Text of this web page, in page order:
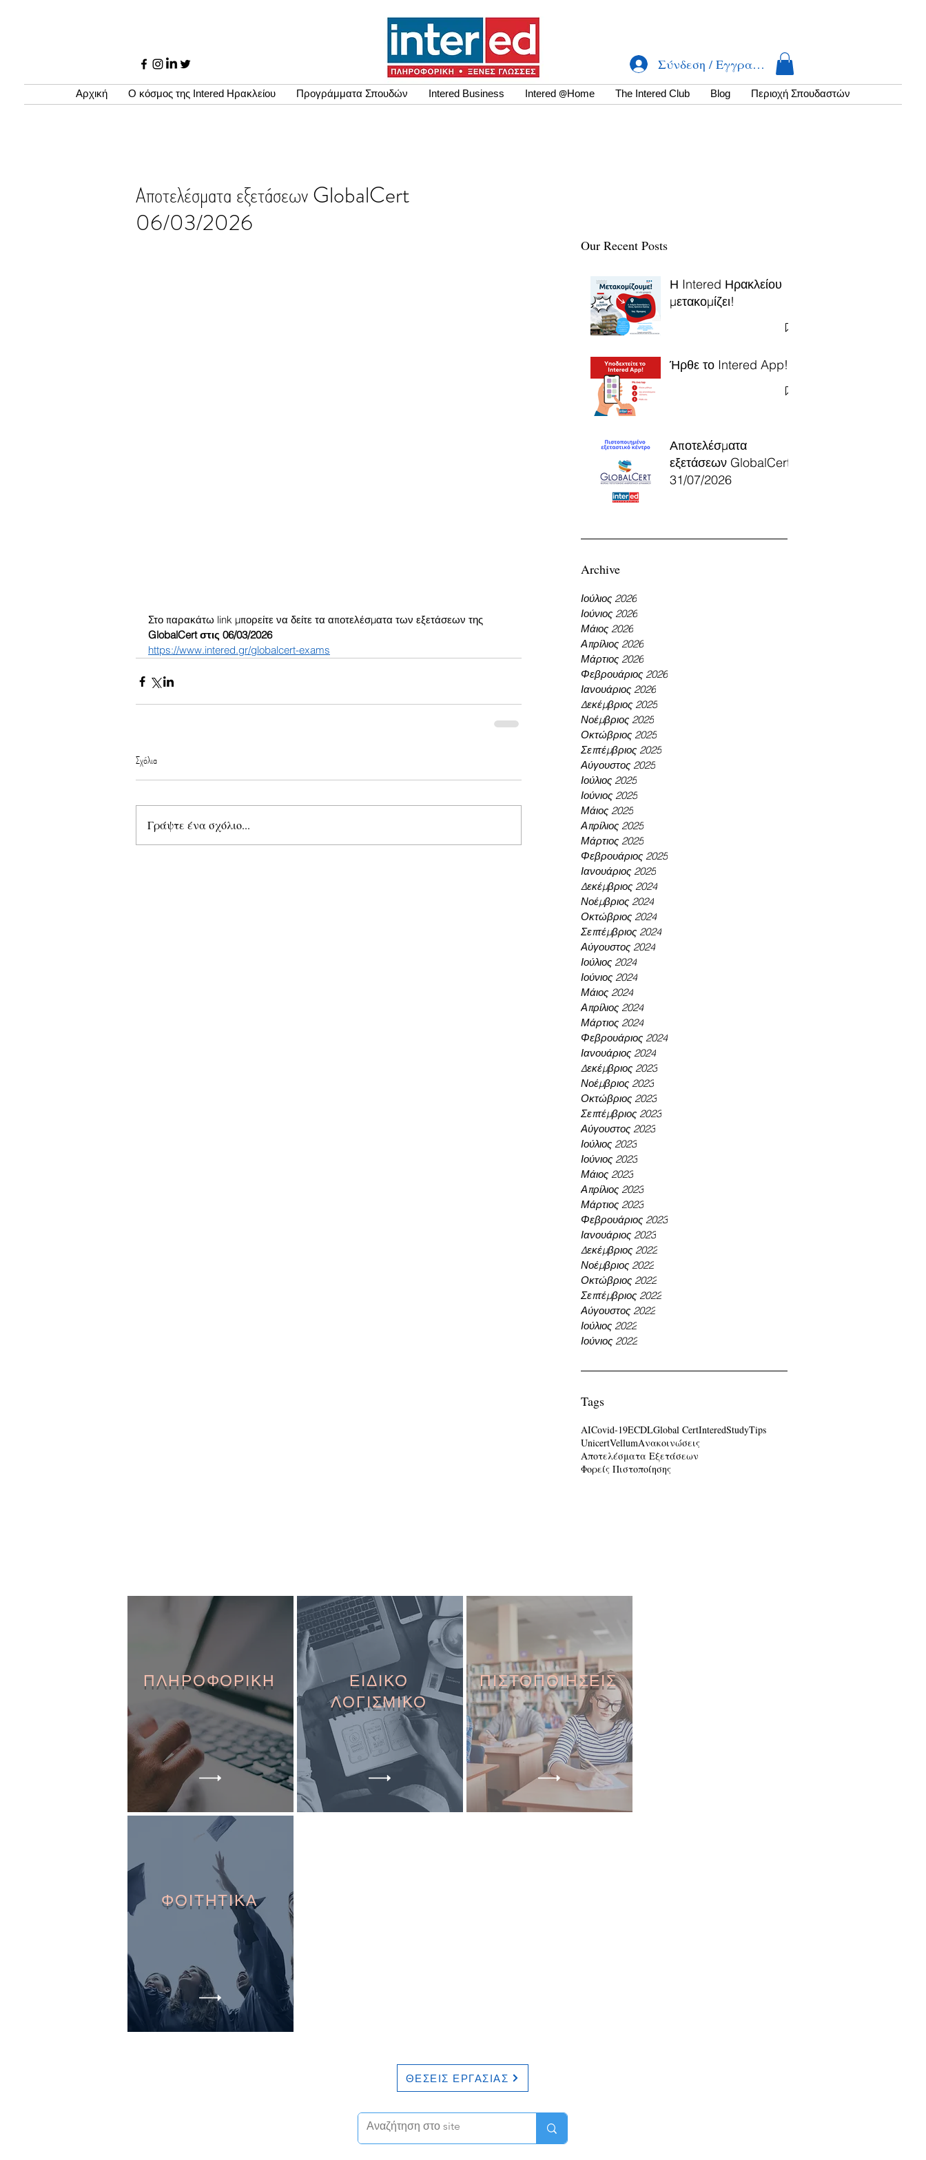
Σύνδεση / Εγγραφή
Αρχική Ο κόσμος της Intered Ηρακλείου Προγράμματα Σπουδών Intered Business Intered @Home The Intered Club Βlog Περιοχή Σπουδαστών
Our Recent Posts
Η Intered Ηρακλείου
μετακομίζει!
Ήρθε το Intered App!
Αποτελέσματα
εξετάσεων GlobalCert
31/07/2026
Archive
Ιούλιος 2026
Ιούνιος 2026
Μάιος 2026
Απρίλιος 2026
Μάρτιος 2026
Φεβρουάριος 2026
Ιανουάριος 2026
Δεκέμβριος 2025
Νοέμβριος 2025
Οκτώβριος 2025
Σεπτέμβριος 2025
Αύγουστος 2025
Ιούλιος 2025
Ιούνιος 2025
Μάιος 2025
Απρίλιος 2025
Μάρτιος 2025
Φεβρουάριος 2025
Ιανουάριος 2025
Δεκέμβριος 2024
Νοέμβριος 2024
Οκτώβριος 2024
Σεπτέμβριος 2024
Αύγουστος 2024
Ιούλιος 2024
Ιούνιος 2024
Μάιος 2024
Απρίλιος 2024
Μάρτιος 2024
Φεβρουάριος 2024
Ιανουάριος 2024
Δεκέμβριος 2023
Νοέμβριος 2023
Οκτώβριος 2023
Σεπτέμβριος 2023
Αύγουστος 2023
Ιούλιος 2023
Ιούνιος 2023
Μάιος 2023
Απρίλιος 2023
Μάρτιος 2023
Φεβρουάριος 2023
Ιανουάριος 2023
Δεκέμβριος 2022
Νοέμβριος 2022
Οκτώβριος 2022
Σεπτέμβριος 2022
Αύγουστος 2022
Ιούλιος 2022
Ιούνιος 2022
Tags
AICovid-19ECDLGlobal CertInteredStudyTips
UnicertVellumΑνακοινώσεις
Αποτελέσματα Εξετάσεων
Φορείς Πιστοποίησης
Αποτελέσματα εξετάσεων GlobalCert
06/03/2026
Στο παρακάτω link μπορείτε να δείτε τα αποτελέσματα των εξετάσεων της
GlobalCert στις 06/03/2026
https://www.intered.gr/globalcert-exams
Σχόλια
Γράψτε ένα σχόλιο...
ΠΛΗΡΟΦΟΡΙΚΗ
ΕΙΔΙΚΟ
ΛΟΓΙΣΜΙΚΟ
ΠΙΣΤΟΠΟΙΗΣΕΙΣ
ΦΟΙΤΗΤΙΚΑ
ΘΕΣΕΙΣ ΕΡΓΑΣΙΑΣ